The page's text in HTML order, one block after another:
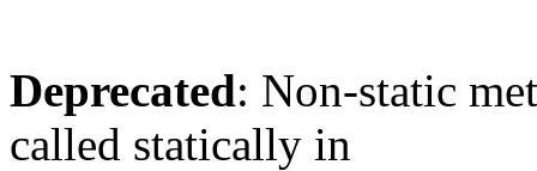
Deprecated: Non-static
called statically in